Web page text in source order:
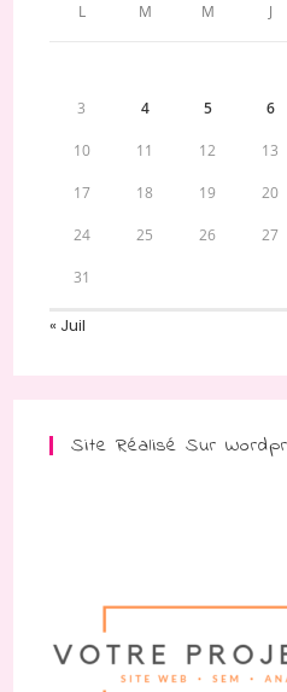
L M M J
3 4 5 6
10 11 12 13
17 18 19 20
24 25 26 27
31
« Juil
Site Réalisé Sur